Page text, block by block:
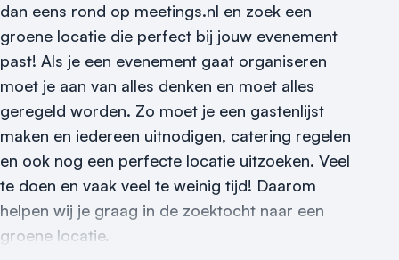
Reviews (5⭐️)
Contact
dan eens rond op meetings.nl en zoek een
groene locatie die perfect bij jouw evenement
past! Als je een evenement gaat organiseren
moet je aan van alles denken en moet alles
geregeld worden. Zo moet je een gastenlijst
maken en iedereen uitnodigen, catering regelen
en ook nog een perfecte locatie uitzoeken. Veel
te doen en vaak veel te weinig tijd! Daarom
helpen wij je graag in de zoektocht naar een
groene locatie.